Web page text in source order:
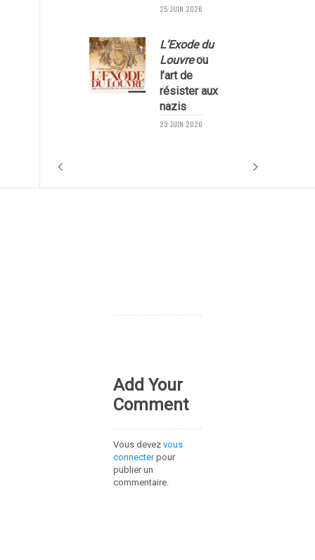
25 JUIN 2026
L’Exode du
Louvreou
l’art de
résister aux
nazis
23 JUIN 2026
Add Your
Comment
Vous devez vous
connecterpour
publier un
commentaire.